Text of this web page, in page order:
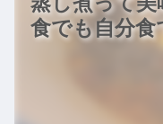
食でも自分食